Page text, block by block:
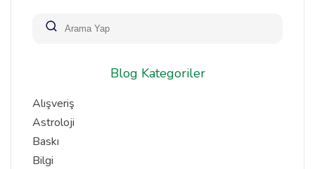
Blog Kategoriler
Alışveriş
Astroloji
Baskı
Bilgi